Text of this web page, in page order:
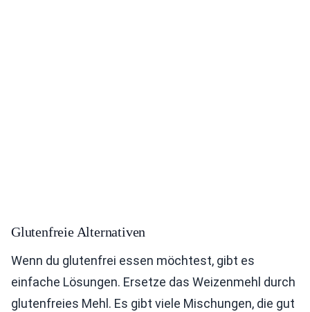
Glutenfreie Alternativen
Wenn du glutenfrei essen möchtest, gibt es
einfache Lösungen. Ersetze das Weizenmehl durch
glutenfreies Mehl. Es gibt viele Mischungen, die gut